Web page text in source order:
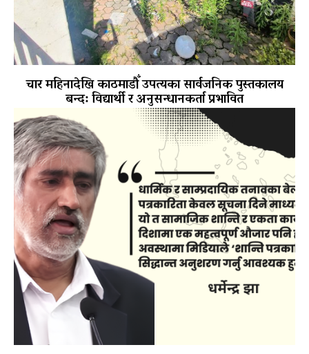
चार महिनादेखि काठमाडौँ उपत्यका सार्वजनिक पुस्तकालय
बन्द: विद्यार्थी र अनुसन्धानकर्ता प्रभावित